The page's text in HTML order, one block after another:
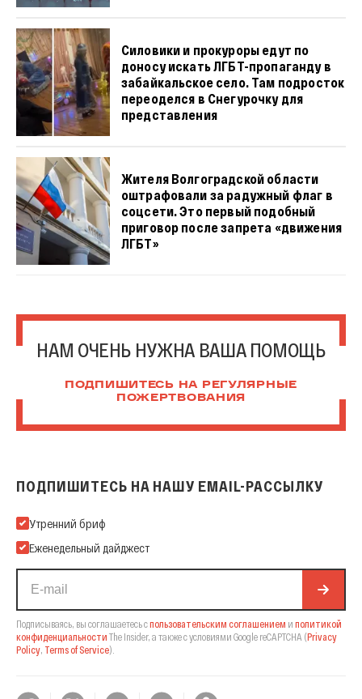
Силовики и прокуроры едут по
доносу искать ЛГБТ-пропаганду в
забайкальское село. Там подросток
переоделся в Снегурочку для
представления
Жителя Волгоградской области
оштрафовали за радужный флаг в
соцсети. Это первый подобный
приговор после запрета «движения
ЛГБТ»
НАМ ОЧЕНЬ НУЖНА ВАША ПОМОЩЬ
ПОДПИШИТЕСЬ НА РЕГУЛЯРНЫЕ
ПОЖЕРТВОВАНИЯ
ПОДПИШИТЕСЬ НА НАШУ EMAIL-РАССЫЛКУ
Подпишитесь на нашу Email-рассылку
Утренний бриф
Еженедельный дайджест
Подписываясь, вы соглашаетесь спользовательским соглашением и политикой
конфиденциальности The Insider, а также с условиями Google reCAPTCHA (Privacy
Policy, Terms of Service).